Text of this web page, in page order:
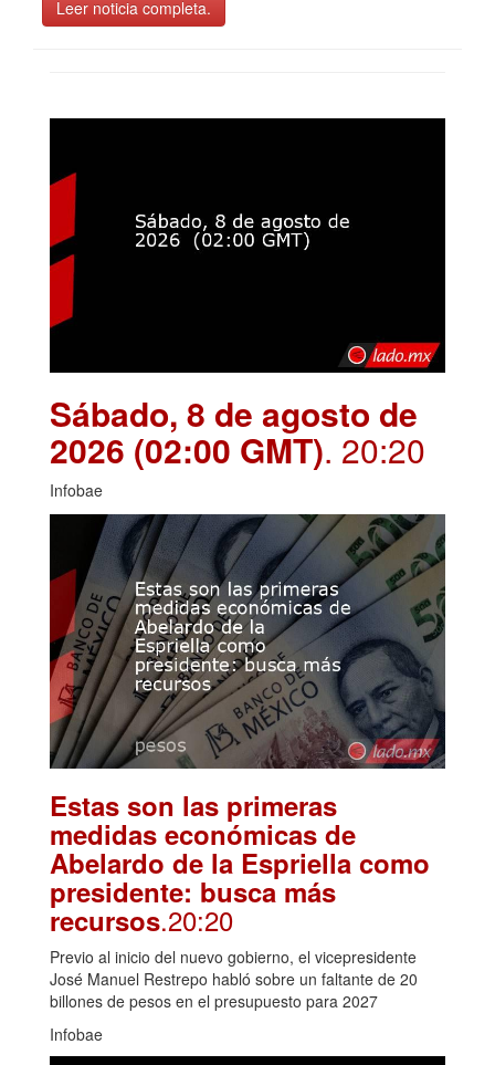
Leer noticia completa.
Sábado, 8 de agosto de
2026 (02:00 GMT). 20:20
Infobae
Estas son las primeras
medidas económicas de
Abelardo de la Espriella como
presidente: busca más
recursos.20:20
Previo al inicio del nuevo gobierno, el vicepresidente
José Manuel Restrepo habló sobre un faltante de 20
billones de pesos en el presupuesto para 2027
Infobae